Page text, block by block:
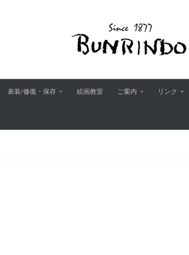
表装/修復・保存 絵画教室 ご案内 リンク